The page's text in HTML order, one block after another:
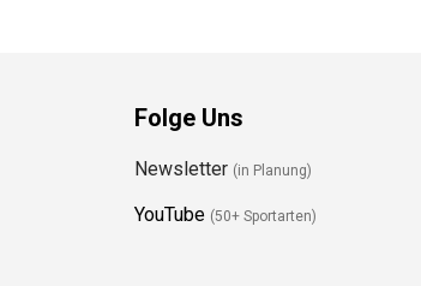
Folge Uns
Newsletter(in Planung)
YouTube (50+ Sportarten)